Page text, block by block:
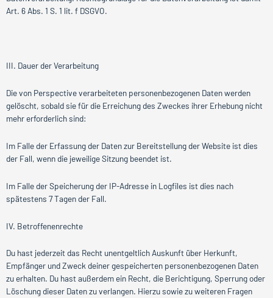
Art. 6 Abs. 1 S. 1 lit. f DSGVO.
III. Dauer der Verarbeitung
Die von Perspective verarbeiteten personenbezogenen Daten werden
gelöscht, sobald sie für die Erreichung des Zweckes ihrer Erhebung nicht
mehr erforderlich sind:
Im Falle der Erfassung der Daten zur Bereitstellung der Website ist dies
der Fall, wenn die jeweilige Sitzung beendet ist.
Im Falle der Speicherung der IP-Adresse in Logfiles ist dies nach
spätestens 7 Tagen der Fall.
IV. Betroffenenrechte
Du hast jederzeit das Recht unentgeltlich Auskunft über Herkunft,
Empfänger und Zweck deiner gespeicherten personenbezogenen Daten
zu erhalten. Du hast außerdem ein Recht, die Berichtigung, Sperrung oder
Löschung dieser Daten zu verlangen. Hierzu sowie zu weiteren Fragen